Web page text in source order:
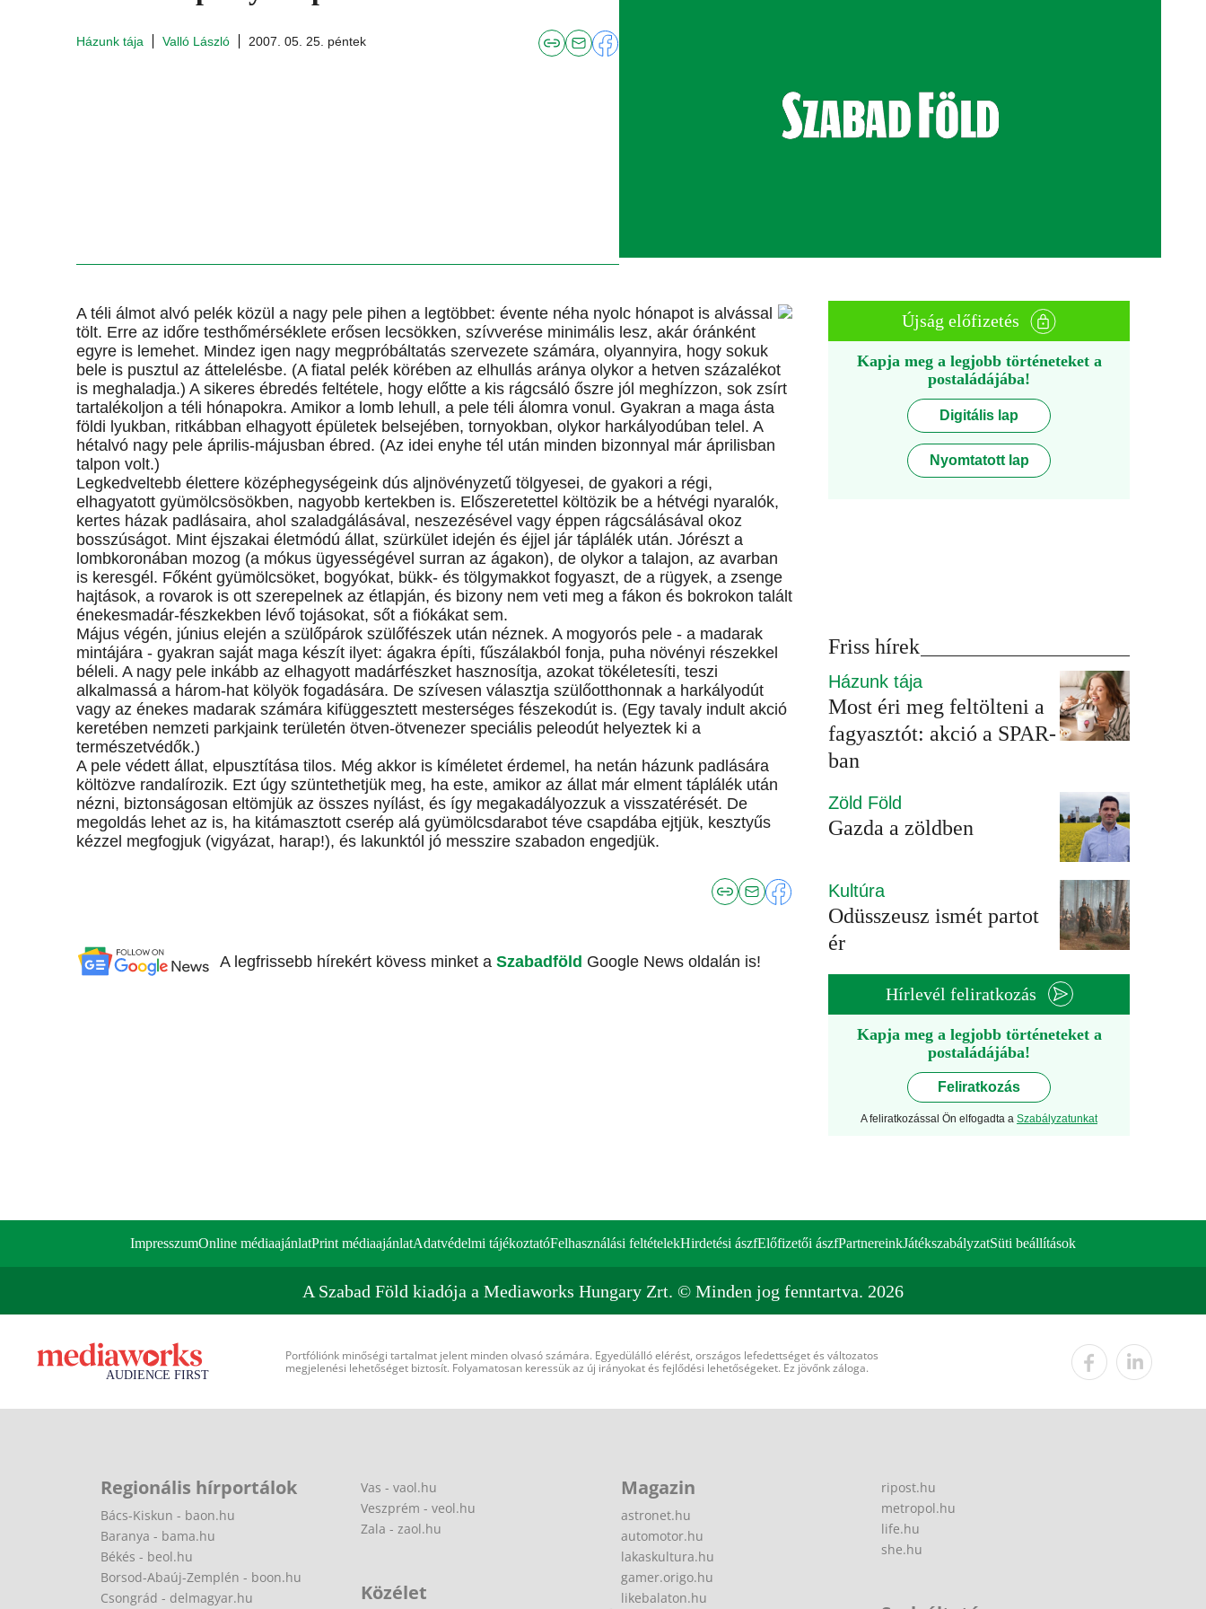
Házunk tája Valló László 2007. 05. 25. péntek
A téli álmot alvó pelék közül a nagy pele pihen a legtöbbet: évente néha nyolc hónapot is alvással
tölt. Erre az időre testhőmérséklete erősen lecsökken, szívverése minimális lesz, akár óránként
egyre is lemehet. Mindez igen nagy megpróbáltatás szervezete számára, olyannyira, hogy sokuk
bele is pusztul az áttelelésbe. (A fiatal pelék körében az elhullás aránya olykor a hetven százalékot
is meghaladja.) A sikeres ébredés feltétele, hogy előtte a kis rágcsáló őszre jól meghízzon, sok zsírt
tartalékoljon a téli hónapokra. Amikor a lomb lehull, a pele téli álomra vonul. Gyakran a maga ásta
földi lyukban, ritkábban elhagyott épületek belsejében, tornyokban, olykor harkályodúban telel. A
hétalvó nagy pele április-májusban ébred. (Az idei enyhe tél után minden bizonnyal már áprilisban
talpon volt.)
Legkedveltebb élettere középhegységeink dús aljnövényzetű tölgyesei, de gyakori a régi,
elhagyatott gyümölcsösökben, nagyobb kertekben is. Előszeretettel költözik be a hétvégi nyaralók,
kertes házak padlásaira, ahol szaladgálásával, neszezésével vagy éppen rágcsálásával okoz
bosszúságot. Mint éjszakai életmódú állat, szürkület idején és éjjel jár táplálék után. Jórészt a
lombkoronában mozog (a mókus ügyességével surran az ágakon), de olykor a talajon, az avarban
is keresgél. Főként gyümölcsöket, bogyókat, bükk- és tölgymakkot fogyaszt, de a rügyek, a zsenge
hajtások, a rovarok is ott szerepelnek az étlapján, és bizony nem veti meg a fákon és bokrokon talált
énekesmadár-fészkekben lévő tojásokat, sőt a fiókákat sem.
Május végén, június elején a szülőpárok szülőfészek után néznek. A mogyorós pele - a madarak
mintájára - gyakran saját maga készít ilyet: ágakra építi, fűszálakból fonja, puha növényi részekkel
béleli. A nagy pele inkább az elhagyott madárfészket hasznosítja, azokat tökéletesíti, teszi
alkalmassá a három-hat kölyök fogadására. De szívesen választja szülőotthonnak a harkályodút
vagy az énekes madarak számára kifüggesztett mesterséges fészekodút is. (Egy tavaly indult akció
keretében nemzeti parkjaink területén ötven-ötvenezer speciális peleodút helyeztek ki a
természetvédők.)
A pele védett állat, elpusztítása tilos. Még akkor is kíméletet érdemel, ha netán házunk padlására
költözve randalírozik. Ezt úgy szüntethetjük meg, ha este, amikor az állat már elment táplálék után
nézni, biztonságosan eltömjük az összes nyílást, és így megakadályozzuk a visszatérését. De
megoldás lehet az is, ha kitámasztott cserép alá gyümölcsdarabot téve csapdába ejtjük, kesztyűs
kézzel megfogjuk (vigyázat, harap!), és lakunktól jó messzire szabadon engedjük.
A legfrissebb hírekért kövess minket a Szabadföld Google News oldalán is!
Újság előfizetés
Kapja meg a legjobb történeteket a
postaládájába!
Digitális lap
Nyomtatott lap
Friss hírek
Házunk tája
Most éri meg feltölteni a
fagyasztót: akció a SPAR-
ban
Zöld Föld
Gazda a zöldben
Kultúra
Odüsszeusz ismét partot
ér
Hírlevél feliratkozás
Kapja meg a legjobb történeteket a
postaládájába!
Feliratkozás
A feliratkozással Ön elfogadta a Szabályzatunkat
ImpresszumOnline médiaajánlatPrint médiaajánlatAdatvédelmi tájékoztatóFelhasználási feltételekHirdetési ászfElőfizetői ászfPartnereinkJátékszabályzatSüti beállítások
A Szabad Föld kiadója a Mediaworks Hungary Zrt. © Minden jog fenntartva. 2026
Portfóliónk minőségi tartalmat jelent minden olvasó számára. Egyedülálló elérést, országos lefedettséget és változatos
megjelenési lehetőséget biztosít. Folyamatosan keressük az új irányokat és fejlődési lehetőségeket. Ez jövőnk záloga.
Regionális hírportálok
Bács-Kiskun - baon.hu
Baranya - bama.hu
Békés - beol.hu
Borsod-Abaúj-Zemplén - boon.hu
Csongrád - delmagyar.hu
Vas - vaol.hu
Veszprém - veol.hu
Zala - zaol.hu
Közélet
Magazin
astronet.hu
automotor.hu
lakaskultura.hu
gamer.origo.hu
likebalaton.hu
ripost.hu
metropol.hu
life.hu
she.hu